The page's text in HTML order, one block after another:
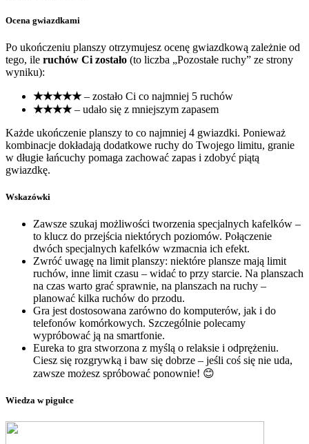
Ocena gwiazdkami
Po ukończeniu planszy otrzymujesz ocenę gwiazdkową zależnie od
tego, ile ruchów Ci zostało (to liczba „Pozostałe ruchy” ze strony
wyniku):
★★★★★– zostało Ci co najmniej 5 ruchów
★★★★– udało się z mniejszym zapasem
Każde ukończenie planszy to co najmniej 4 gwiazdki. Ponieważ
kombinacje dokładają dodatkowe ruchy do Twojego limitu, granie
w długie łańcuchy pomaga zachować zapas i zdobyć piątą
gwiazdkę.
Wskazówki
Zawsze szukaj możliwości tworzenia specjalnych kafelków –
to klucz do przejścia niektórych poziomów. Połączenie
dwóch specjalnych kafelków wzmacnia ich efekt.
Zwróć uwagę na limit planszy: niektóre plansze mają limit
ruchów, inne limit czasu – widać to przy starcie. Na planszach
na czas warto grać sprawnie, na planszach na ruchy –
planować kilka ruchów do przodu.
Gra jest dostosowana zarówno do komputerów, jak i do
telefonów komórkowych. Szczególnie polecamy
wypróbować ją na smartfonie.
Eureka to gra stworzona z myślą o relaksie i odprężeniu.
Ciesz się rozgrywką i baw się dobrze – jeśli coś się nie uda,
zawsze możesz spróbować ponownie! 😊
Wiedza w pigułce